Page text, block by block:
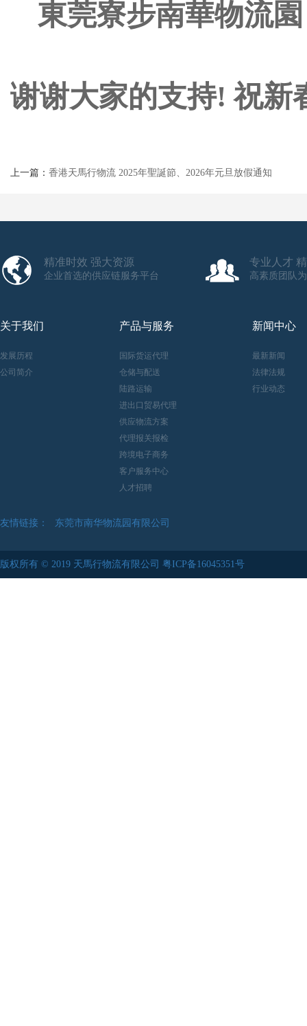
東莞寮步南華物流
谢谢大家的支持! 祝新
上一篇： 香港天馬行物流 2025年聖誕節、2026年元旦放假通知
精准时效 强大资源
企业首选的供应链服务平台
专业人才
高素质团队
关于我们
发展历程
公司简介
产品与服务
国际货运代理
仓储与配送
陆路运输
进出口贸易代理
供应物流方案
代理报关报检
跨境电子商务
客户服务中心
人才招聘
新闻中心
最新新闻
法律法规
行业动态
友情链接： 东莞市南华物流园有限公司
东莞市清溪物流园有限公司
版权所有 © 2019 天馬行物流有限公司 粤ICP备16045351号